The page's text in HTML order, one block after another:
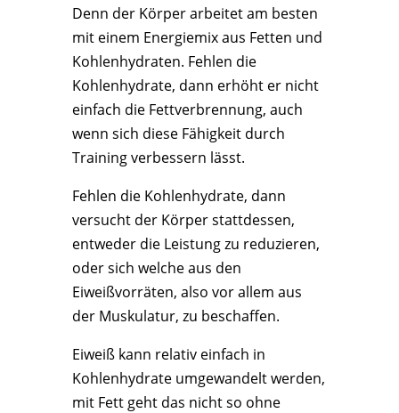
Denn der Körper arbeitet am besten
mit einem Energiemix aus Fetten und
Kohlenhydraten. Fehlen die
Kohlenhydrate, dann erhöht er nicht
einfach die Fettverbrennung, auch
wenn sich diese Fähigkeit durch
Training verbessern lässt.
Fehlen die Kohlenhydrate, dann
versucht der Körper stattdessen,
entweder die Leistung zu reduzieren,
oder sich welche aus den
Eiweißvorräten, also vor allem aus
der Muskulatur, zu beschaffen.
Eiweiß kann relativ einfach in
Kohlenhydrate umgewandelt werden,
mit Fett geht das nicht so ohne